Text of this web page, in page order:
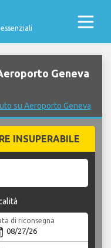
Geneva
su Aeroporto Geneva
INSUPERABILE
di riconsegna